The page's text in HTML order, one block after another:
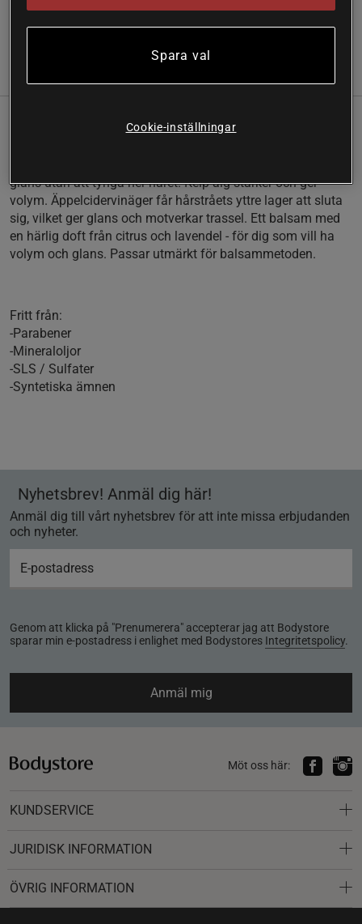
Volymbalsam med alger och proteiner: Normalt/tunt hår.
glans utan att tynga ner håret. Kelp-alg stärker och ger
volym. Äppelcidervinäger får hårstråets yttre lager att sluta
sig, vilket ger glans och motverkar trassel. Ett balsam med
en härlig doft från citrus och lavendel - för dig som vill ha
volym och glans. Passar utmärkt för balsammetoden.
Fritt från:
-Parabener
-Mineraloljor
-SLS / Sulfater
-Syntetiska ämnen
Nyhetsbrev! Anmäl dig här!
Anmäl dig till vårt nyhetsbrev för att inte missa erbjudanden
och nyheter.
Genom att klicka på "Prenumerera" accepterar jag att Bodystore
sparar min e-postadress i enlighet med Bodystores Integritetspolicy.
Anmäl mig
Möt oss här:
KUNDSERVICE
JURIDISK INFORMATION
ÖVRIG INFORMATION
Spara val
Cookie-inställningar